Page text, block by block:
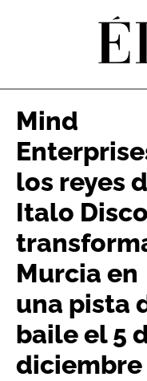
Mind
los reyes
Italo
Murcia en
una pista
baile el 5
diciembre